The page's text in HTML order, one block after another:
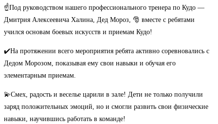
☝️Под руководством нашего профессионального тренера по Кудо —
Дмитрия Алексеевича Халина, Дед Мороз, 🎅 вместе с ребятами
учился основам боевых искусств и приемам Кудо!
✔️На протяжении всего мероприятия ребята активно соревновались с
Дедом Морозом, показывая ему свои навыки и обучая его
элементарным приемам.
💫Смех, радость и веселье царили в зале! Дети не только получили
заряд положительных эмоций, но и смогли развить свои физические
навыки, научившись работать в команде!